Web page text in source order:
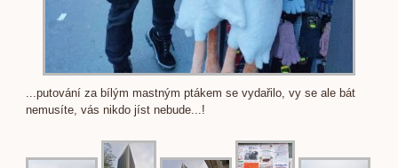
...putování za bílým mastným ptákem se vydařilo, vy se ale bát
nemusíte, vás nikdo jíst nebude...!